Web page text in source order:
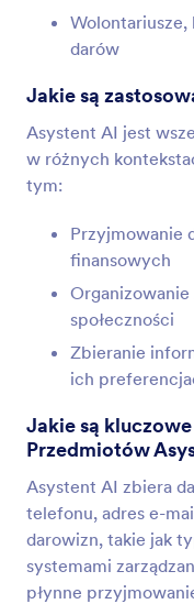
darów
Jakie są
Asystent AI jest
w różnych
tym:
Przyjmowanie
finansowych
społeczności
Zbieranie
ich
Jakie są
Przedmiotów
Asystent AI zbiera
telefonu, adres e-
darowizn, takie jak
systemami
płynne